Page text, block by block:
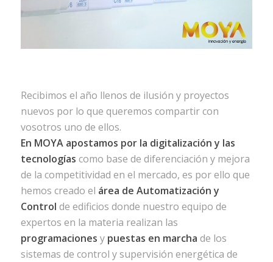
Recibimos el año llenos de ilusión y proyectos
nuevos por lo que queremos compartir con
vosotros uno de ellos.
En MOYA apostamos por la digitalización y las
tecnologías como base de diferenciación y mejora
de la competitividad en el mercado, es por ello que
hemos creado el área de Automatización y
Control de edificios donde nuestro equipo de
expertos en la materia realizan las
programaciones y puestas en marcha de los
sistemas de control y supervisión energética de